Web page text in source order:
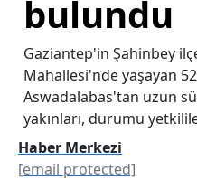
bulundu
Gaziantep'in Şahinbey
Mahallesi'nde yaşayan
Aswadalabas'tan uzun
yakınları, durumu
Haber Merkezi
[email protected]